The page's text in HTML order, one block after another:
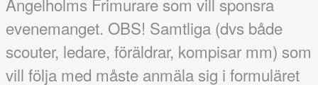
evenemanget. OBS! Samtliga (dvs både
scouter, ledare, föräldrar, kompisar mm) som
vill följa med måste anmäla sig i formuläret